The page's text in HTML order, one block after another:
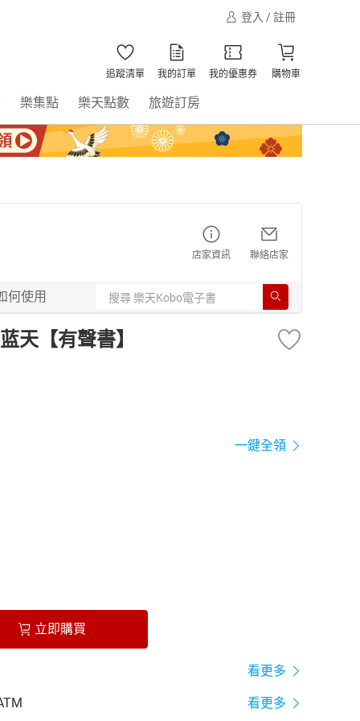
登入 / 註冊
追蹤清單 我的訂單 我的優惠券 購物車
樂集點 樂天點數 旅遊訂房
店家資訊 聯絡店家
何使用
天【有聲書】
一鍵全領
立即購買
看更多
看更多